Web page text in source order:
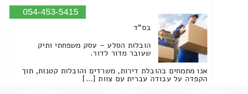
054-453-5415
בס"ד
הובלות הסלע – עסק משפחתי ותיק
שעובר מדור לדור.
אנו מתמחים בהובלת דירות, משרדים והובלות קטנות, תוך
הקפדה על עבודה עברית עם צוות […]